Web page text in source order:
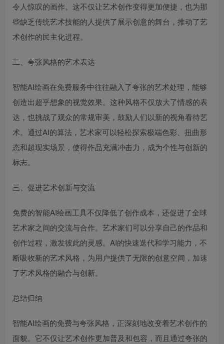
令人惊叹的画作。这不仅让艺术创作变得更加便捷，也为那
些缺乏传统艺术技能的人提供了展示创意的舞台，推动了艺
术创作的民主化进程。
二、夸张风格的艺术表达
智能AI绘画在免费服务中往往融入了夸张的艺术处理，能够
创造出超乎想象的视觉效果。这种风格不仅放大了情感的表
达，也挑战了观众的常规审美，鼓励人们以新的视角看待艺
术。通过AI的算法，艺术家可以轻松探索极端色彩、扭曲形
态和超现实场景，使得作品充满冲击力，成为个性与创新的
标志。
三、促进艺术创新与交流
免费的智能AI绘画工具不仅降低了创作成本，还促进了全球
艺术家之间的交流与合作。艺术家们可以分享自己的作品和
创作过程，激发彼此的灵感。AI的快速迭代和学习能力，不
断吸收新的艺术风格，为用户提供了无限的创意空间，加速
了艺术风格的融合与创新。
总结归纳
智能AI绘画的免费与夸张风格，正深刻地改变着艺术创作的
面貌。它不仅让艺术创作更加普及和包容，而且通过夸张的